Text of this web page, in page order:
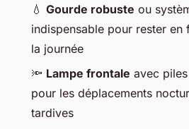
💧 Gourde robuste ou
indispensable pour rester
la journée
🔦 Lampe frontale avec
pour les déplacements
tardives